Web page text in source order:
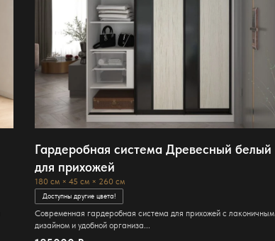
Гардеробная система Древесный белый
для прихожей
180 см × 45 см × 260 см
Доступны другие цвета!
Современная гардеробная система для прихожей с лаконичным
дизайном и удобной организа...